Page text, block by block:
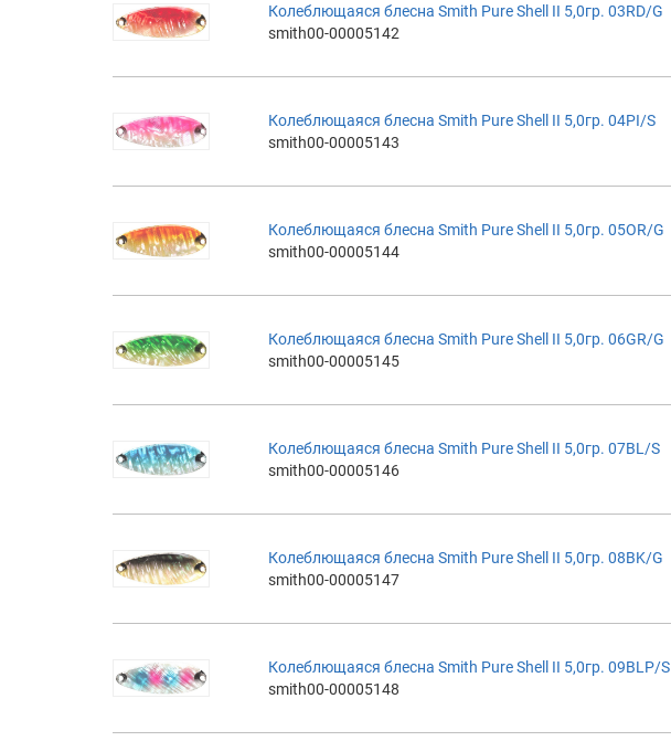
Колеблющаяся блесна Smith Pure Shell II 5,0гр. 03RD/G
smith00-00005142
Колеблющаяся блесна Smith Pure Shell II 5,0гр. 04PI/S
smith00-00005143
Колеблющаяся блесна Smith Pure Shell II 5,0гр. 05OR/G
smith00-00005144
Колеблющаяся блесна Smith Pure Shell II 5,0гр. 06GR/G
smith00-00005145
Колеблющаяся блесна Smith Pure Shell II 5,0гр. 07BL/S
smith00-00005146
Колеблющаяся блесна Smith Pure Shell II 5,0гр. 08BK/G
smith00-00005147
Колеблющаяся блесна Smith Pure Shell II 5,0гр. 09BLP/S
smith00-00005148